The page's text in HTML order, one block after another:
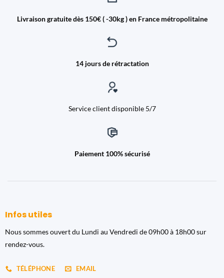
Livraison gratuite dès 150€ ( -30kg ) en France métropolitaine
14 jours de rétractation
Service client disponible 5/7
Paiement 100% sécurisé
Infos utiles
Nous sommes ouvert du Lundi au Vendredi de 09h00 à 18h00 sur
rendez-vous.
TÉLÉPHONE EMAIL